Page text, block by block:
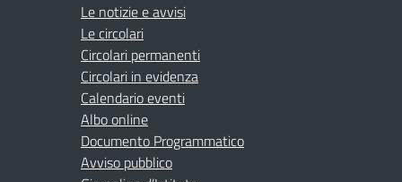
Le notizie e avvisi
Le circolari
Circolari permanenti
Circolari in evidenza
Calendario eventi
Albo online
Documento Programmatico
Avviso pubblico